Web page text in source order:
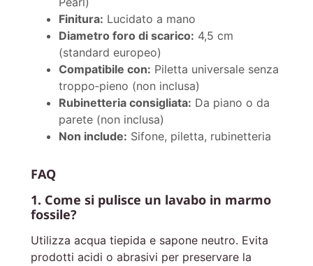
Finitura: Lucidato a mano
Diametro foro di scarico: 4,5 cm
(standard europeo)
Compatibile con: Piletta universale senza
troppo‑pieno (non inclusa)
Rubinetteria consigliata: Da piano o da
parete (non inclusa)
Non include: Sifone, piletta, rubinetteria
FAQ
1. Come si pulisce un lavabo in marmo
fossile?
Utilizza acqua tiepida e sapone neutro. Evita
prodotti acidi o abrasivi per preservare la